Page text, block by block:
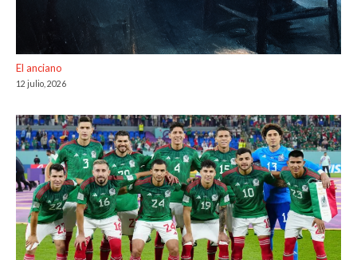
El anciano
12 julio, 2026